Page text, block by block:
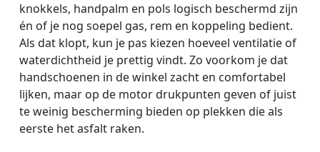
knokkels, handpalm en pols logisch beschermd zijn
én of je nog soepel gas, rem en koppeling bedient.
Als dat klopt, kun je pas kiezen hoeveel ventilatie of
waterdichtheid je prettig vindt. Zo voorkom je dat
handschoenen in de winkel zacht en comfortabel
lijken, maar op de motor drukpunten geven of juist
te weinig bescherming bieden op plekken die als
eerste het asfalt raken.